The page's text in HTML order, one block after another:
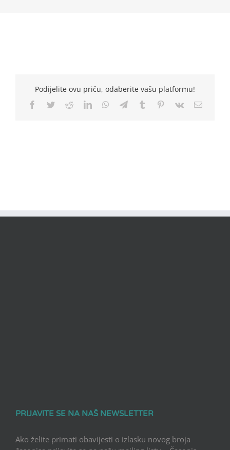
Podijelite ovu priču, odaberite vašu platformu!
Facebook
TwitterRedditLinkedInWhatsApp
TelegramTumblr Pinterest
Vk Email
PRIJAVITE SE NA NAŠ NEWSLETTER
Ako želite primati obavijesti o izlasku novog broja